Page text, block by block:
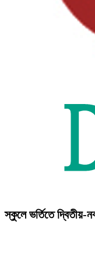
স্কুলে ভর্তিতে দ্বিতীয়-